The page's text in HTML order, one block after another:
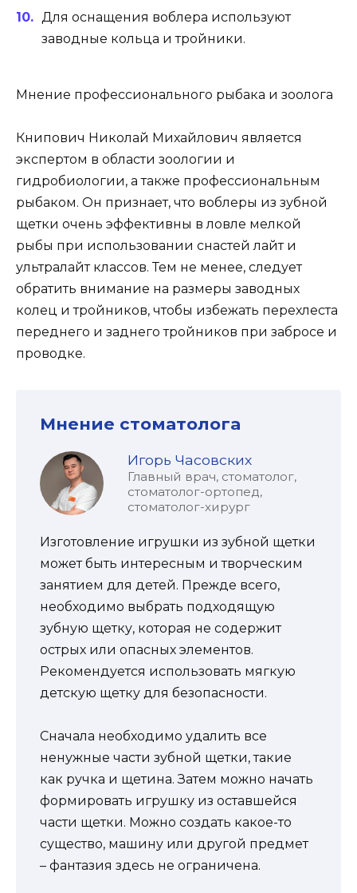
Для оснащения воблера используют
заводные кольца и тройники.
Мнение профессионального рыбака и зоолога
Книпович Николай Михайлович является
экспертом в области зоологии и
гидробиологии, а также профессиональным
рыбаком. Он признает, что воблеры из зубной
щетки очень эффективны в ловле мелкой
рыбы при использовании снастей лайт и
ультралайт классов. Тем не менее, следует
обратить внимание на размеры заводных
колец и тройников, чтобы избежать перехлеста
переднего и заднего тройников при забросе и
проводке.
Мнение стоматолога
Игорь Часовских
Главный врач, стоматолог,
стоматолог-ортопед,
стоматолог-хирург
Изготовление игрушки из зубной щетки
может быть интересным и творческим
занятием для детей. Прежде всего,
необходимо выбрать подходящую
зубную щетку, которая не содержит
острых или опасных элементов.
Рекомендуется использовать мягкую
детскую щетку для безопасности.
Сначала необходимо удалить все
ненужные части зубной щетки, такие
как ручка и щетина. Затем можно начать
формировать игрушку из оставшейся
части щетки. Можно создать какое-то
существо, машину или другой предмет
– фантазия здесь не ограничена.